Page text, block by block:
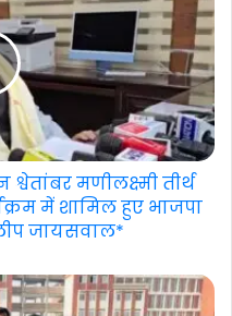
श्वेतांबर मणीलक्ष्मी तीर्थ
में शामिल हुए भाजपा
जायसवाल*